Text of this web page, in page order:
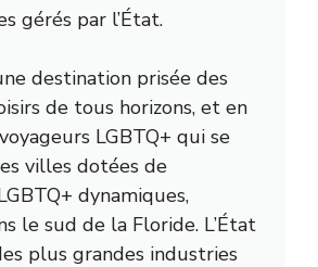
gérés par l’État.
destination prisée des
de tous horizons, et en
LGBTQ+ qui se
villes dotées de
dynamiques,
le sud de la Floride. L’État
plus grandes industries